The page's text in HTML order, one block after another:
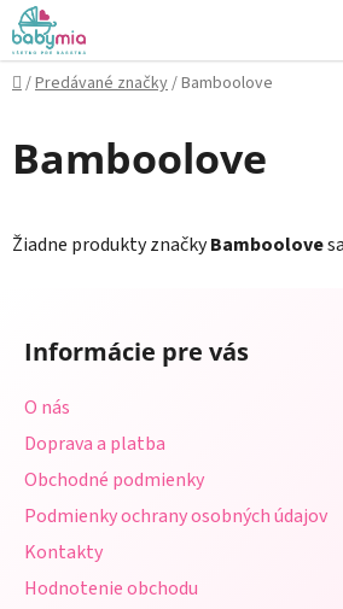
Prejsť
na
obsah
Domov
/Predávané značky/Bamboolove
Bamboolove
Žiadne produkty značkyBamboolove
Informácie pre vás
O nás
Doprava a platba
Obchodné podmienky
Podmienky ochrany osobných údajov
Kontakty
Hodnotenie obchodu